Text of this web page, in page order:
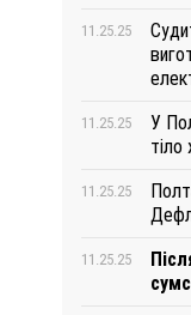
11.25.25
11.25.25
У
тіло
11.25.25
11.25.25